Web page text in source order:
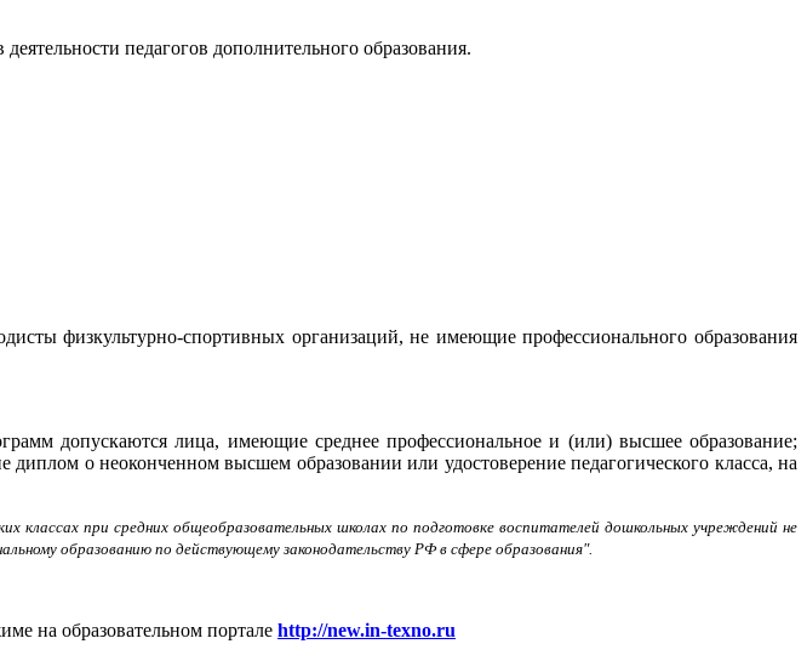
педагогов дополнительного образования.
физкультурно-спортивных организаций, не имеющие профессионального образования
допускаются лица, имеющие среднее профессиональное и (или) высшее образование;
о неоконченном высшем образовании или удостоверение педагогического класса, на
классах при средних общеобразовательных школах по подготовке воспитателей дошкольных учреждений не
образованию по действующему законодательству РФ в сфере образования".
на образовательном портале http://new.in-texno.ru